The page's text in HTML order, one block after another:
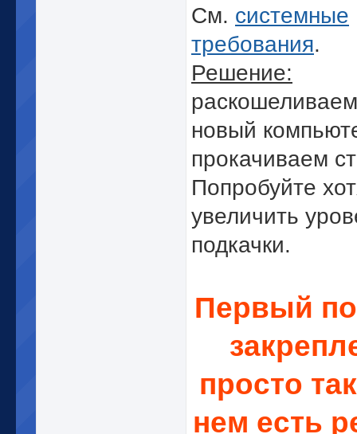
См. системные
требования.
Решение:
новый
прокачиваем
Попробуйте
увеличить
подкачки.
Первый
просто
нем есть